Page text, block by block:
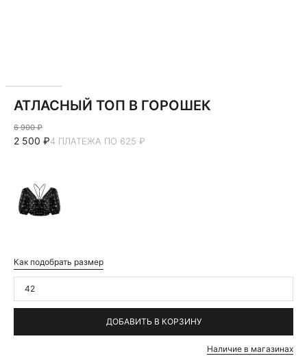
АТЛАСНЫЙ ТОП В ГОРОШЕК
6 900 ₽
2 500 ₽4 ПЛАТЕЖА ПО 625 ₽
Как подобрать размер
42
ДОБАВИТЬ В КОРЗИНУ
Наличие в магазинах